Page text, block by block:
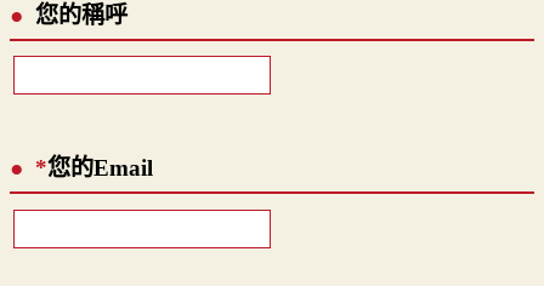
您的稱呼
*您的Email